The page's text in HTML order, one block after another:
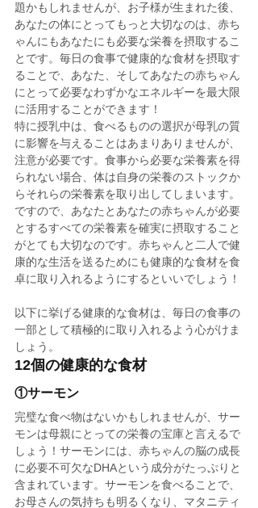
題かもしれませんが、お子様が生まれた後、
あなたの体にとってもっと大切なのは、赤ち
ゃんにもあなたにも必要な栄養を摂取するこ
とです。毎日の食事で健康的な食材を摂取す
ることで、あなた、そしてあなたの赤ちゃん
にとって必要なわずかなエネルギーを最大限
に活用することができます！
特に授乳中は、食べるものの選択が母乳の質
に影響を与えることはあまりありませんが、
注意が必要です。食事から必要な栄養素を得
られない場合、体は自身の栄養のストックか
らそれらの栄養素を取り出してしまいます。
ですので、あなたとあなたの赤ちゃんが必要
とするすべての栄養素を確実に摂取すること
がとても大切なのです。赤ちゃんと二人で健
康的な生活を送るためにも健康的な食材を食
卓に取り入れるようにするといいでしょう！
以下に挙げる健康的な食材は、毎日の食事の
一部として積極的に取り入れるよう心がけま
しょう。
12個の健康的な食材
①サーモン
完璧な食べ物はないかもしれませんが、サー
モンは母親にとっての栄養の宝庫と言えるで
しょう！サーモンには、赤ちゃんの脳の成長
に必要不可欠なDHAという成分がたっぷりと
含まれています。サーモンを食べることで、
お母さんの気持ちも明るくなり、マタニティ